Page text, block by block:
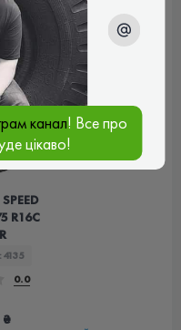
R16C
4135
0.0
₴
канал! Все про
цікаво!